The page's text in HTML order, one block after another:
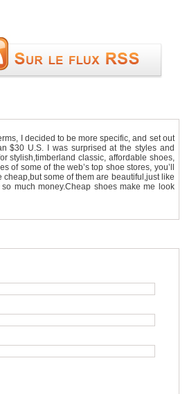
I decided to be more specific, and set out
$30 U.S. I was surprised at the styles and
stylish,timberland classic, affordable shoes,
of some of the web’s top shoe stores, you’ll
some of them are beautiful,just like
much money.Cheap shoes make me look